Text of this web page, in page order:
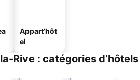
Appart’hôt
el
Rive : catégories d’hôtels